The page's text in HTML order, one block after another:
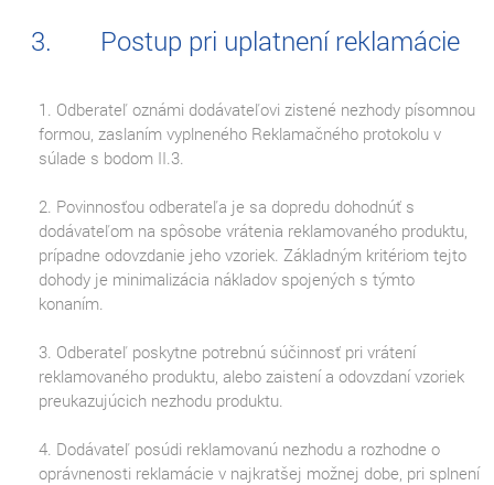
Postup pri uplatnení reklamácie
1. Odberateľ oznámi dodávateľovi zistené nezhody písomnou
formou, zaslaním vyplneného Reklamačného protokolu v
súlade s bodom II.3.
2. Povinnosťou odberateľa je sa dopredu dohodnúť s
dodávateľom na spôsobe vrátenia reklamovaného produktu,
prípadne odovzdanie jeho vzoriek. Základným kritériom tejto
dohody je minimalizácia nákladov spojených s týmto
konaním.
3. Odberateľ poskytne potrebnú súčinnosť pri vrátení
reklamovaného produktu, alebo zaistení a odovzdaní vzoriek
preukazujúcich nezhodu produktu.
4. Dodávateľ posúdi reklamovanú nezhodu a rozhodne o
oprávnenosti reklamácie v najkratšej možnej dobe, pri splnení